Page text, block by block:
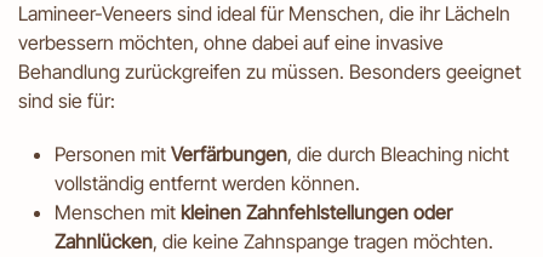
Lamineer-Veneers sind ideal für Menschen, die ihr Lächeln
verbessern möchten, ohne dabei auf eine invasive
Behandlung zurückgreifen zu müssen. Besonders geeignet
sind sie für:
Personen mit Verfärbungen, die durch Bleaching nicht
vollständig entfernt werden können.
Menschen mit kleinen Zahnfehlstellungen oder
Zahnlücken, die keine Zahnspange tragen möchten.